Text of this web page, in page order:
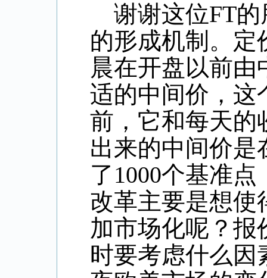
谢谢这位FT的
的形成机制。定
晨在开盘以前
适的中间价，这
前，它和每天的
出来的中间价是
了 1000个基准点
改革主要是想使
加市场化呢？报
时要考虑什么因